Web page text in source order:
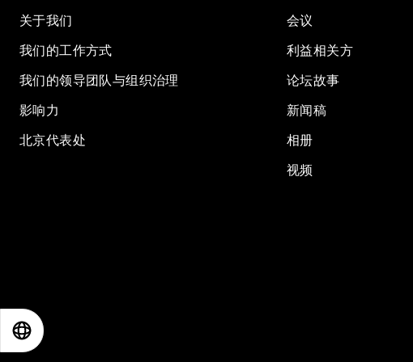
关于我们
我们的工作方式
我们的领导团队与组织治理
影响力
北京代表处
会议
利益相关方
论坛故事
新闻稿
相册
视频